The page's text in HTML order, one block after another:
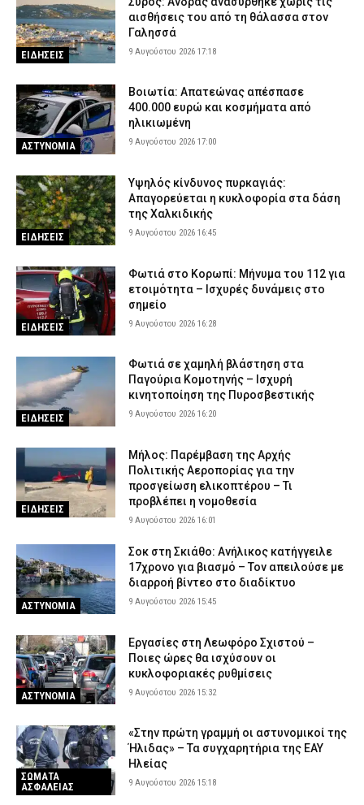
Νείλου – Στο επίκεντρο η Αττική, ποιοι κινδυνεύουν
περισσότερο
VITAL 9 Αυγούστου 2026 09:53
όπου πνίγηκε ο τετράχρονος – Τι εξετάζουν οι Αρχές
ΑΣΤΥΝΟΜΙΑ 9 Αυγούστου 2026 09:37
Ρόδος: Οδηγός τράκαρε σταθμευμένο αυτοκίνητο, παρέσυρε
72χρονο και διέφυγε (βίντεο)
ΕΙΔΗΣΕΙΣ
αισθήσεις του από τη θάλασσα στον
Γαλησσά
9 Αυγούστου 2026 17:18
ΑΣΤΥΝΟΜΙΑ
Βοιωτία: Απατεώνας απέσπασε
400.000 ευρώ και κοσμήματα από
ηλικιωμένη
9 Αυγούστου 2026 17:00
ΕΙΔΗΣΕΙΣ
Υψηλός κίνδυνος πυρκαγιάς:
Απαγορεύεται η κυκλοφορία στα δάση
της Χαλκιδικής
9 Αυγούστου 2026 16:45
ΕΙΔΗΣΕΙΣ
Φωτιά στο Κορωπί: Μήνυμα του 112 για
ετοιμότητα – Ισχυρές δυνάμεις στο
σημείο
9 Αυγούστου 2026 16:28
ΕΙΔΗΣΕΙΣ
Φωτιά σε χαμηλή βλάστηση στα
Παγούρια Κομοτηνής – Ισχυρή
κινητοποίηση της Πυροσβεστικής
9 Αυγούστου 2026 16:20
ΕΙΔΗΣΕΙΣ
Μήλος: Παρέμβαση της Αρχής
Πολιτικής Αεροπορίας για την
προσγείωση ελικοπτέρου – Τι
προβλέπει η νομοθεσία
9 Αυγούστου 2026 16:01
ΑΣΤΥΝΟΜΙΑ
Σοκ στη Σκιάθο: Ανήλικος κατήγγειλε
17χρονο για βιασμό – Τον απειλούσε με
διαρροή βίντεο στο διαδίκτυο
9 Αυγούστου 2026 15:45
ΑΣΤΥΝΟΜΙΑ
Εργασίες στη Λεωφόρο Σχιστού –
Ποιες ώρες θα ισχύσουν οι
κυκλοφοριακές ρυθμίσεις
9 Αυγούστου 2026 15:32
ΣΩΜΑΤΑ
ΑΣΦΑΛΕΙΑΣ
«Στην πρώτη γραμμή οι αστυνομικοί της
Ήλιδας» – Τα συγχαρητήρια της ΕΑΥ
Ηλείας
9 Αυγούστου 2026 15:18